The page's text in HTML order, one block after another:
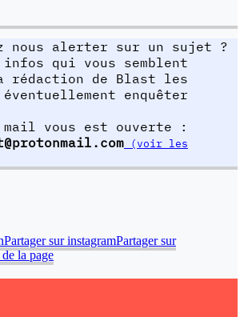
nous alerter sur un sujet ?
infos qui vous semblent
rédaction de Blast les
enquêter
mail vous est ouverte :
(voir les
Partager sur instagramPartager sur
la page